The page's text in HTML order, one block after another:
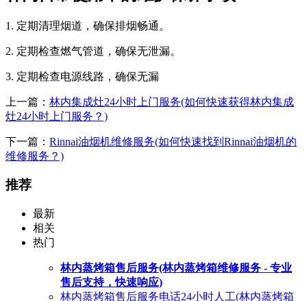
1. 定期清理烟道，确保排烟畅通。
2. 定期检查燃气管道，确保无泄漏。
3. 定期检查电源线路，确保无漏
上一篇： 林内集成灶24小时上门服务(如何快速获得林内集成
灶24小时上门服务？)
下一篇： Rinnai油烟机维修服务(如何快速找到Rinnai油烟机的
维修服务？)
推荐
最新
相关
热门
林内蒸烤箱售后服务(林内蒸烤箱维修服务 - 专业
售后支持，快速响应)
林内蒸烤箱售后服务电话24小时人工(林内蒸烤箱